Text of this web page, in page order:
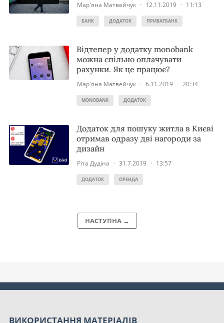
Мар'яна Матвейчук · 12.11.2019 · 11:13
БАНК ДОДАТОК ПРИВАТБАНК
Відтепер у додатку monobank
можна спільно оплачувати
рахунки. Як це працює?
Мар'яна Матвейчук · 6.11.2019 · 20:34
MONOBANK ДОДАТОК
Додаток для пошуку житла в Києві
отримав одразу дві нагороди за
дизайн
Ріта Дудіна · 31.7.2019 · 13:57
ДОДАТОК ОРЕНДА
НАСТУПНА →
ВИКОРИСТАННЯ МАТЕРІАЛІВ